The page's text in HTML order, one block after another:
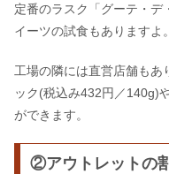
定番のラスク「グーテ・デ
イーツの試食もありますよ。
工場の隣には直営店舗もあ
ック(税込み432円／140g)
ができます。
②アウトレットの